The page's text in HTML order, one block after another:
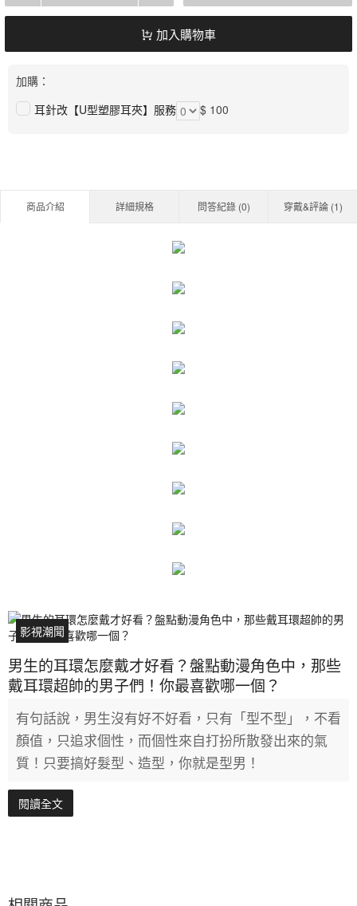
加入購物車
加購：
耳針改【U型塑膠耳夾】服務
$ 100
商品介紹 詳細規格 問答紀錄 (0) 穿戴&評論 (1)
影視潮聞
男生的耳環怎麼戴才好看？盤點動漫角色中，那些
戴耳環超帥的男子們！你最喜歡哪一個？
有句話說，男生沒有好不好看，只有「型不型」，不看
顏值，只追求個性，而個性來自打扮所散發出來的氣
質！只要搞好髮型、造型，你就是型男！
閱讀全文